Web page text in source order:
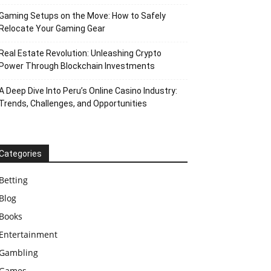
Setups on the Move: How to Safely
Your Gaming Gear
Estate Revolution: Unleashing Crypto
Through Blockchain Investments
Deep Dive Into Peru’s Online Casino Industry:
Challenges, and Opportunities